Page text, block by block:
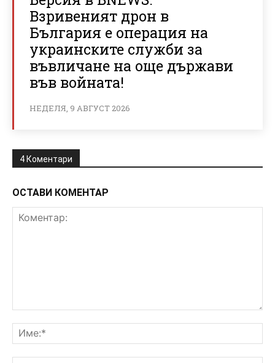
Взривеният дрон в
България е операция на
украинските служби за
въвличане на още държави
във войната!
НЕДЕЛЯ, 9 АВГУСТ 2026
4 Коментари
ОСТАВИ КОМЕНТАР